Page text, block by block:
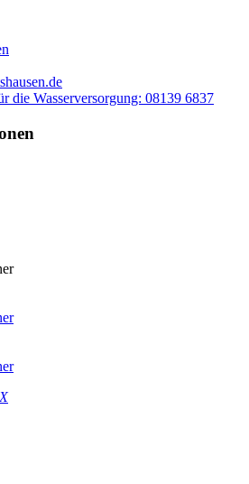
die Wasserversorgung: 08139 6837